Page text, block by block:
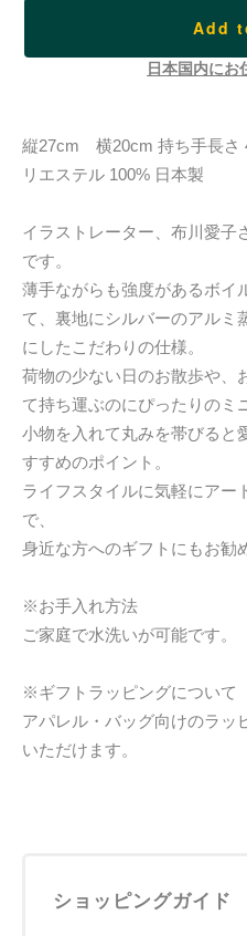
Add
日本国内にお
縦27cm 横20cm 持ち手長
リエステル 100% 日本製
イラストレーター、布川愛子
です。
薄手ながらも強度があるボイ
て、裏地にシルバーのアルミ
にしたこだわりの仕様。
荷物の少ない日のお散歩や、
て持ち運ぶのにぴったりのミ
小物を入れて丸みを帯びると
すすめのポイント。
ライフスタイルに気軽にアー
で、
身近な方へのギフトにもお勧
※お手入れ方法
ご家庭で水洗いが可能です。
※ギフトラッピングについて
アパレル・バッグ向けのラッ
いただけます。
ショッピングガイド